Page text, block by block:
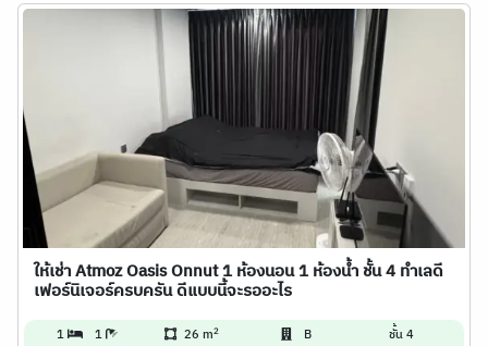
ให้เช่า Atmoz Oasis Onnut 1 ห้องนอน 1 ห้องน้ำ ชั้น 4 ทำเลดี
เฟอร์นิเจอร์ครบครัน ดีแบบนี้จะรออะไร
1 1 26 m2 B ชั้น 4